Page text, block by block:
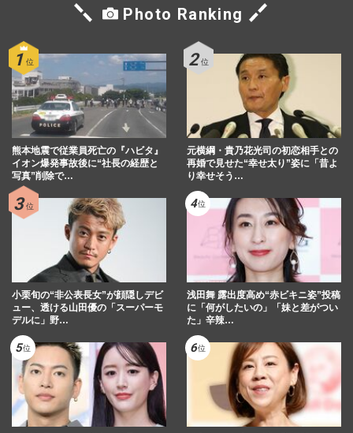
Photo Ranking
熊本地震で従業員死亡の『ハビタ』
イオン爆発事故後に“社長の経歴と
写真”削除で…
元横綱・貴乃花光司の初恋相手との
再婚で見せた“幸せ太り”姿に「昔よ
り幸せそう…
小栗旬の“非公表長女”が顔隠しデビ
ュー、透ける山田優の「スーパーモ
デルに」野…
浅田舞 露出度高め“赤ビキニ姿”投稿
に「何がしたいの」「妹と差がつい
た」辛辣…